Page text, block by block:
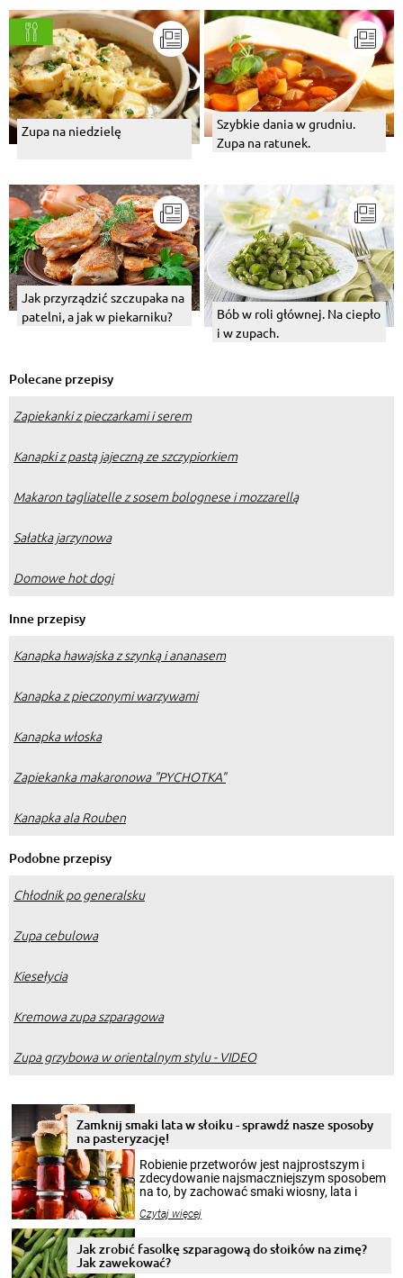
Zupa na niedzielę
Szybkie dania w grudniu.
Zupa na ratunek.
Jak przyrządzić szczupaka na
patelni, a jak w piekarniku?
Bób w roli głównej. Na ciepło
i w zupach.
Polecane przepisy
Zapiekanki z pieczarkami i serem
Kanapki z pastą jajeczną ze szczypiorkiem
Makaron tagliatelle z sosem bolognese i mozzarellą
Sałatka jarzynowa
Domowe hot dogi
Inne przepisy
Kanapka hawajska z szynką i ananasem
Kanapka z pieczonymi warzywami
Kanapka włoska
Zapiekanka makaronowa "PYCHOTKA"
Kanapka ala Rouben
Podobne przepisy
Chłodnik po generalsku
Zupa cebulowa
Kiesełycia
Kremowa zupa szparagowa
Zupa grzybowa w orientalnym stylu - VIDEO
Zamknij smaki lata w słoiku - sprawdź nasze sposoby
na pasteryzację!
Robienie przetworów jest najprostszym i
zdecydowanie najsmaczniejszym sposobem
na to, by zachować smaki wiosny, lata i
krajobrazów, by cieszyć nimi oko w sezonie
pełni poczuć atmosferę cieplejszych
miesięcy. Przygotowanie słoików ze
Czytaj więcej
Jak zrobić fasolkę szparagową do słoików na zimę?
Jak zawekować?